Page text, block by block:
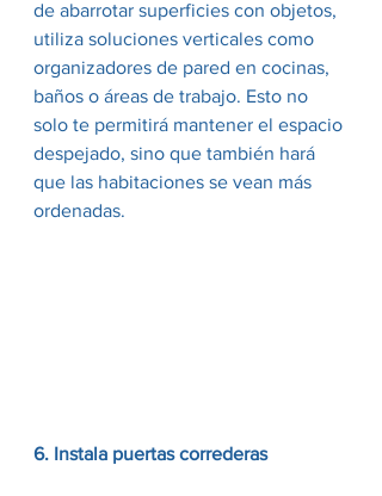
de abarrotar superficies con objetos,
utiliza soluciones verticales como
organizadores de pared en cocinas,
baños o áreas de trabajo. Esto no
solo te permitirá mantener el espacio
despejado, sino que también hará
que las habitaciones se vean más
ordenadas.
6. Instala puertas correderas